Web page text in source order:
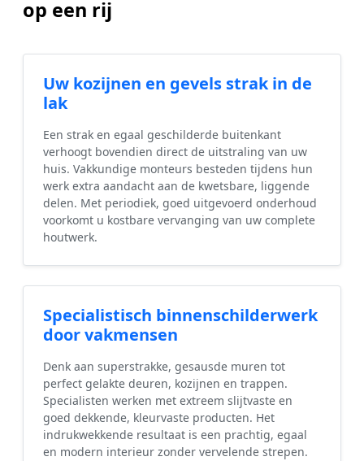
op een rij
Uw kozijnen en gevels strak in de
lak
Een strak en egaal geschilderde buitenkant
verhoogt bovendien direct de uitstraling van uw
huis. Vakkundige monteurs besteden tijdens hun
werk extra aandacht aan de kwetsbare, liggende
delen. Met periodiek, goed uitgevoerd onderhoud
voorkomt u kostbare vervanging van uw complete
houtwerk.
Specialistisch binnenschilderwerk
door vakmensen
Denk aan superstrakke, gesausde muren tot
perfect gelakte deuren, kozijnen en trappen.
Specialisten werken met extreem slijtvaste en
goed dekkende, kleurvaste producten. Het
indrukwekkende resultaat is een prachtig, egaal
en modern interieur zonder vervelende strepen.